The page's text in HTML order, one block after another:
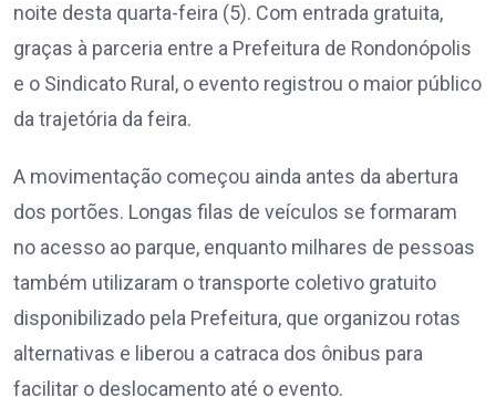
noite desta quarta-feira (5). Com entrada gratuita,
graças à parceria entre a Prefeitura de Rondonópolis
e o Sindicato Rural, o evento registrou o maior público
da trajetória da feira.
A movimentação começou ainda antes da abertura
dos portões. Longas filas de veículos se formaram
no acesso ao parque, enquanto milhares de pessoas
também utilizaram o transporte coletivo gratuito
disponibilizado pela Prefeitura, que organizou rotas
alternativas e liberou a catraca dos ônibus para
facilitar o deslocamento até o evento.